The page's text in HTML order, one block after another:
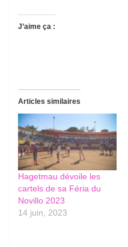
J’aime ça :
Articles similaires
Hagetmau dévoile les
cartels de sa Féria du
Novillo 2023
14 juin, 2023